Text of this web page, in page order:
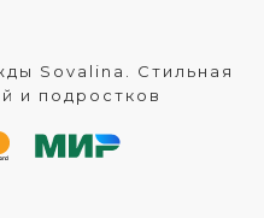
Sovalina. Стильная
и подростков